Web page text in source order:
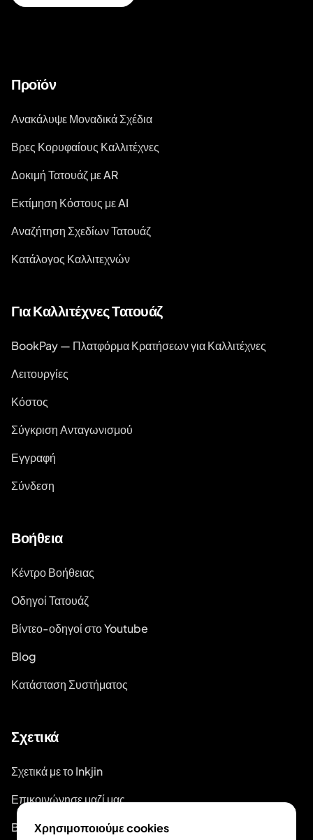
Προϊόν
Ανακάλυψε Μοναδικά Σχέδια
Βρες Κορυφαίους Καλλιτέχνες
Δοκιμή Τατουάζ με AR
Εκτίμηση Κόστους με AI
Αναζήτηση Σχεδίων Τατουάζ
Κατάλογος Καλλιτεχνών
Για Καλλιτέχνες Τατουάζ
BookPay — Πλατφόρμα Κρατήσεων για Καλλιτέχνες
Λειτουργίες
Κόστος
Σύγκριση Ανταγωνισμού
Εγγραφή
Σύνδεση
Βοήθεια
Κέντρο Βοήθειας
Οδηγοί Τατουάζ
Βίντεο-οδηγοί στο Youtube
Blog
Κατάσταση Συστήματος
Σχετικά
Σχετικά με το Inkjin
Επικοινώνησε μαζί μας
Branding Kit
Χρησιμοποιούμε cookies